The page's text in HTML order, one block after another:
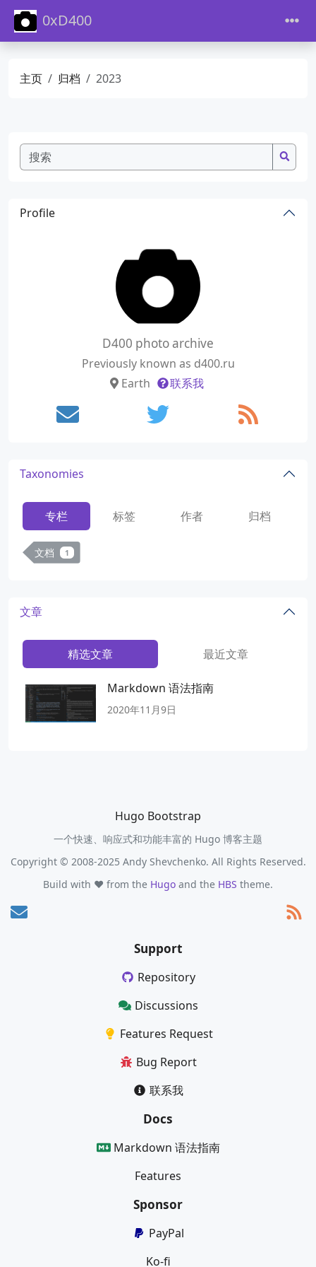
0xD400
主页 归档 2023
Profile
D400 photo archive
Previously known as d400.ru
Earth
联系我
Taxonomies
专栏 标签 作者 归档
文档 1
文章
精选文章 最近文章
Markdown 语法指南
2020年11月9日
Hugo Bootstrap
一个快速、响应式和功能丰富的 Hugo 博客主题
Copyright © 2008-2025 Andy Shevchenko. All Rights Reserved.
Build with ❤️ from the Hugo and the HBS theme.
Support
Repository
Discussions
Features Request
Bug Report
联系我
Docs
Markdown 语法指南
Features
Sponsor
PayPal
Ko-fi